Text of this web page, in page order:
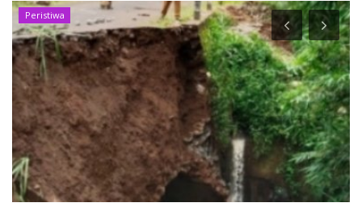
Peristiwa